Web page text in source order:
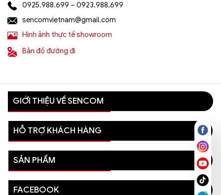
0925.988.699 – 0923.988.699
sencomvietnam@gmail.com
Hình ảnh thực tế showroom
Bản đồ đường đi
GIỚI THIỆU VỀ SENCOM
HỖ TRỢ KHÁCH HÀNG
SẢN PHẨM
FACEBOOK